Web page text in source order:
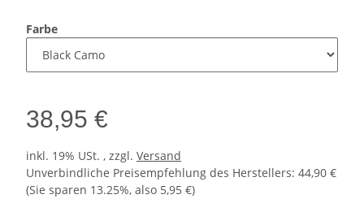
Farbe
38,95 €
inkl. 19% USt. , zzgl. Versand
Unverbindliche Preisempfehlung des Herstellers: 44,90 €
(Sie sparen 13.25%, also 5,95 €)